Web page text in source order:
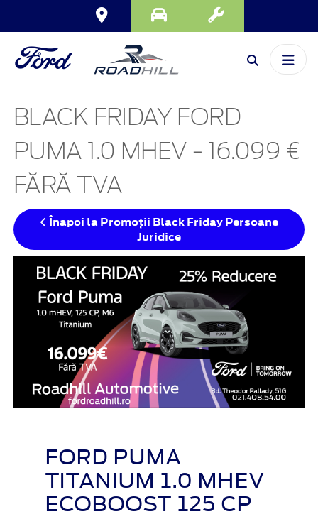
BLACK FRIDAY FORD
PUMA 1.0 MHEV - 16.099 €
FĂRĂ TVA
Înapoi la Promoții Black Friday Persoane
Juridice
FORD PUMA
TITANIUM 1.0 MHEV
ECOBOOST 125 CP